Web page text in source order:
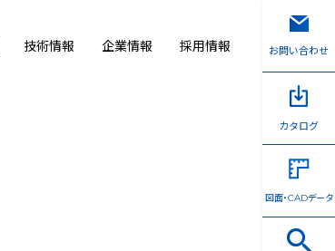
技術情報 企業情報 採用情報 お問い合わせ
カタログ
図面・CADデータ